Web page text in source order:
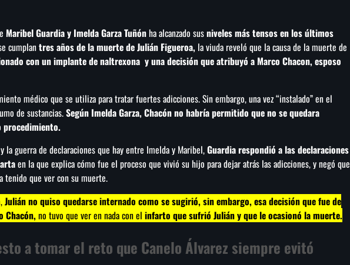
Maribel Guardia y Imelda Garza Tuñónha alcanzado susniveles más tensos en los últimos
cumplan tres años de la muerte de Julián Figueroa, la viuda reveló que la causa de la muerte de
con un implante de naltrexona y una decisión que atribuyó a Marco Chacon, esposo
médico que se utiliza para tratar fuertes adicciones. Sin embargo, una vez “instalado” en el
de sustancias.Según Imelda Garza, Chacón no habría permitido que no se quedara
procedimiento.
la guerra de declaraciones que hay entre Imelda y Maribel,Guardia respondió a las declaraciones
en la que explica cómo fue el proceso que vivió su hijo para dejar atrás las adicciones, y negó que
tenido que ver con su muerte.
Julián no quiso quedarse internado como se sugirió, sin embargo, esa decisión que fue de
Chacón,no tuvo que ver en nada con el infarto que sufrió Julián y que le ocasionó la muerte.
a tomar el reto que Canelo Álvarez siempre evitó